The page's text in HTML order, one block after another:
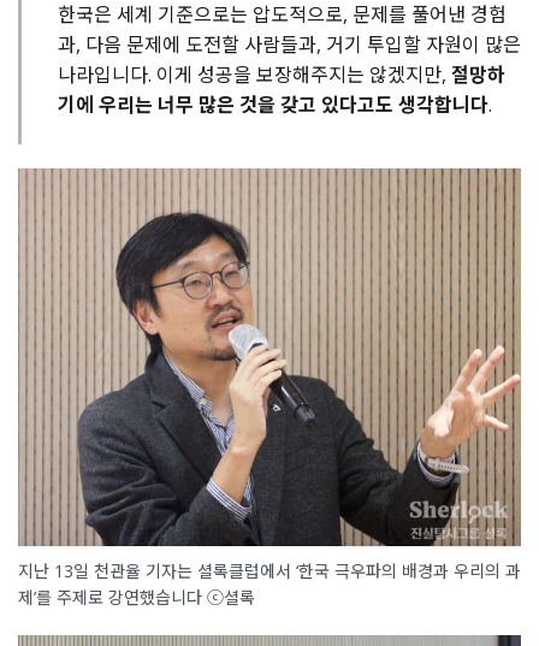
한국은 세계 기준으로는 압도적으로, 문제를 풀어낸 경험
과, 다음 문제에 도전할 사람들과, 거기 투입할 자원이 많은
나라입니다. 이게 성공을 보장해주지는 않겠지만, 절망하
기에 우리는 너무 많은 것을 갖고 있다고도 생각합니다.
지난 13일 천관율 기자는 셜록클럽에서 ‘한국 극우파의 배경과 우리의 과
제’를 주제로 강연했습니다 ⓒ셜록